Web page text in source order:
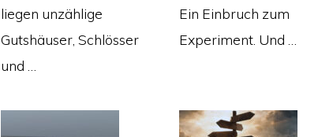
liegen unzählige
Gutshäuser, Schlösser
und …
Ein Einbruch zum
Experiment. Und …